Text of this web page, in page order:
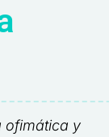
ofimática y